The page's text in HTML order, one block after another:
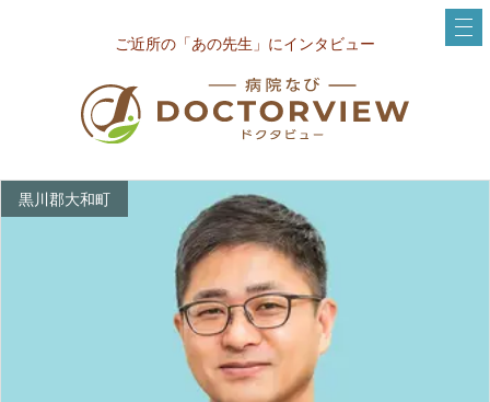
ご近所の「あの先生」にインタビュー
黒川郡大和町